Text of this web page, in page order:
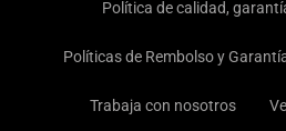
Política de calidad,
Políticas de Rembolso y
Trabaja con nosotros